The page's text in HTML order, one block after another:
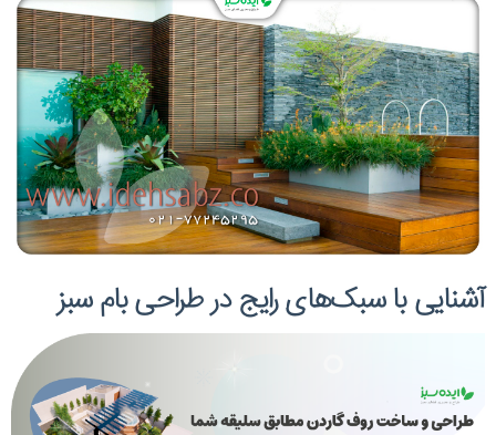
آشنایی با سبک‌های رایج در طراحی بام سبز